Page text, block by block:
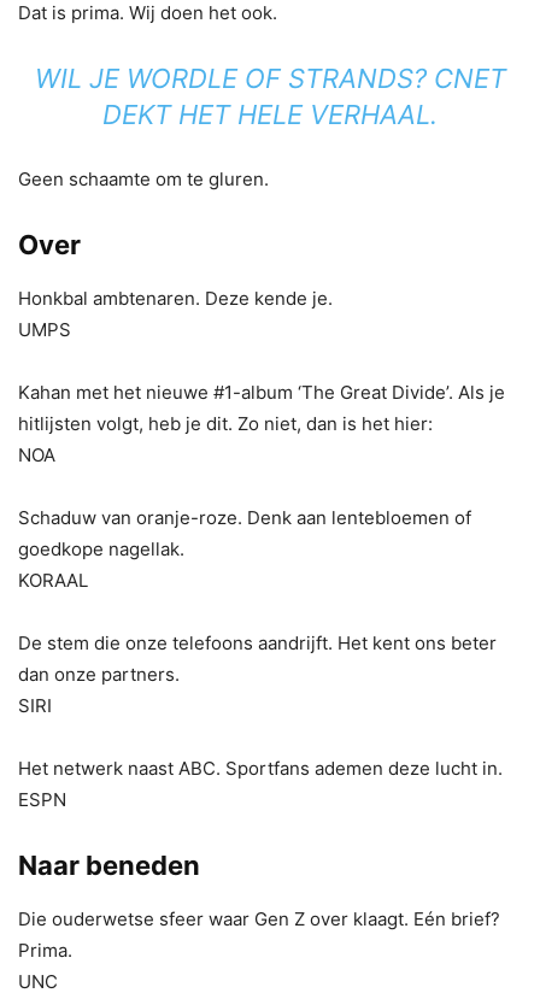
Dat is prima. Wij doen het ook.
WIL JE WORDLE OF STRANDS? CNET
DEKT HET HELE VERHAAL.
Geen schaamte om te gluren.
Over
Honkbal ambtenaren. Deze kende je.
UMPS
Kahan met het nieuwe #1-album ‘The Great Divide’. Als je
hitlijsten volgt, heb je dit. Zo niet, dan is het hier:
NOA
Schaduw van oranje-roze. Denk aan lentebloemen of
goedkope nagellak.
KORAAL
De stem die onze telefoons aandrijft. Het kent ons beter
dan onze partners.
SIRI
Het netwerk naast ABC. Sportfans ademen deze lucht in.
ESPN
Naar beneden
Die ouderwetse sfeer waar Gen Z over klaagt. Eén brief?
Prima.
UNC